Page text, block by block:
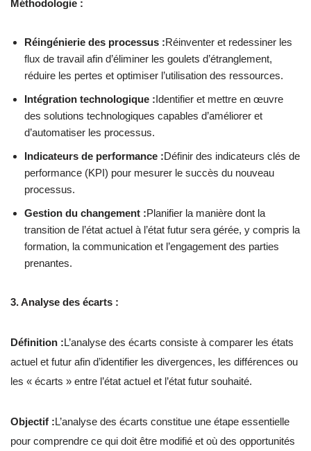
Méthodologie :
Réingénierie des processus :Réinventer et redessiner les
flux de travail afin d’éliminer les goulets d’étranglement,
réduire les pertes et optimiser l’utilisation des ressources.
Intégration technologique :Identifier et mettre en œuvre
des solutions technologiques capables d’améliorer et
d’automatiser les processus.
Indicateurs de performance :Définir des indicateurs clés de
performance (KPI) pour mesurer le succès du nouveau
processus.
Gestion du changement :Planifier la manière dont la
transition de l’état actuel à l’état futur sera gérée, y compris la
formation, la communication et l’engagement des parties
prenantes.
3. Analyse des écarts :
Définition :L’analyse des écarts consiste à comparer les états
actuel et futur afin d’identifier les divergences, les différences ou
les « écarts » entre l’état actuel et l’état futur souhaité.
Objectif :L’analyse des écarts constitue une étape essentielle
pour comprendre ce qui doit être modifié et où des opportunités